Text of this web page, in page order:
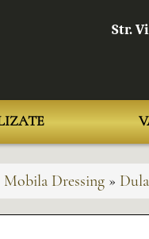
Str.
Mobila Dressing»